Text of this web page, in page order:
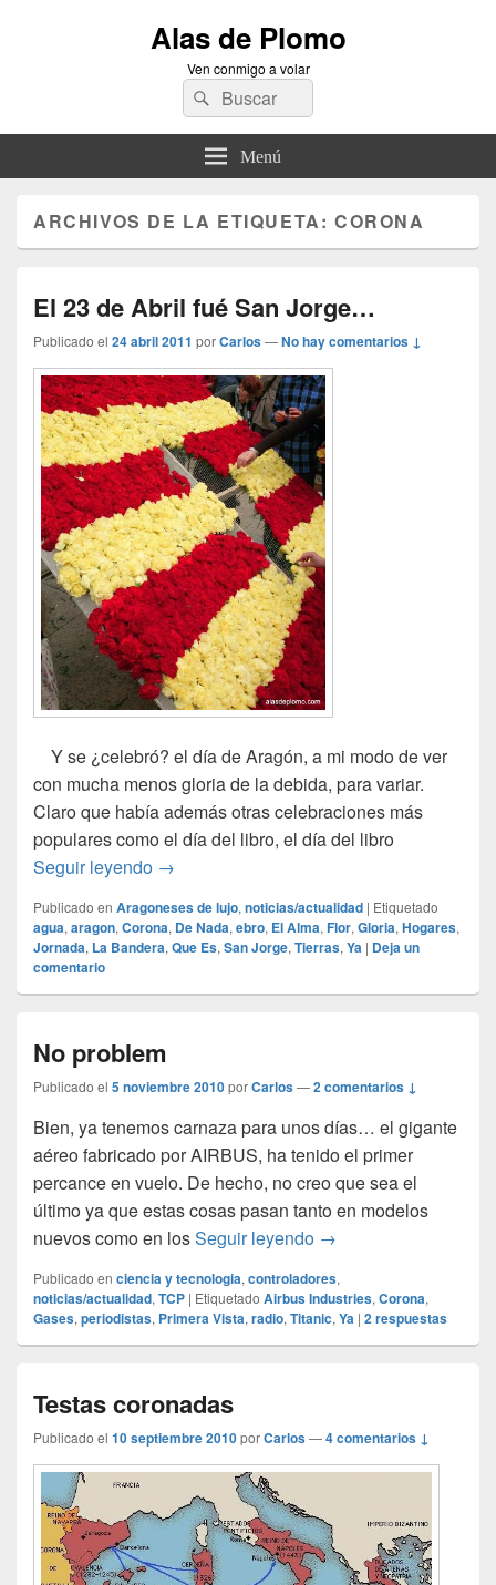
Alas de Plomo
Ven conmigo a volar
Buscar
por:
Buscar
Menú
ARCHIVOS DE LA ETIQUETA:CORONA
El 23 de Abril fué San Jorge…
Publicado el 24 abril 2011 porCarlos—No hay comentarios ↓
Y se ¿celebró? el día de Aragón, a mi modo de ver
con mucha menos gloria de la debida, para variar.
Claro que había además otras celebraciones más
populares como el día del libro, el día del libro
Seguir leyendo El 23 de Abril fué San Jorge…
→
Publicado en Aragoneses de lujo, noticias/actualidad | Etiquetado
agua, aragon, Corona, De Nada, ebro, El Alma, Flor, Gloria, Hogares,
Jornada, La Bandera, Que Es, San Jorge, Tierras, Ya | Deja un
comentario
No problem
Publicado el 5 noviembre 2010porCarlos—2 comentarios ↓
Bien, ya tenemos carnaza para unos días… el gigante
aéreo fabricado por AIRBUS, ha tenido el primer
percance en vuelo. De hecho, no creo que sea el
último ya que estas cosas pasan tanto en modelos
nuevos como en losSeguir leyendo No problem
→
Publicado en ciencia y tecnologia, controladores,
noticias/actualidad, TCP | Etiquetado Airbus Industries, Corona,
Gases, periodistas, Primera Vista, radio, Titanic, Ya | 2respuestas
Testas coronadas
Publicado el 10 septiembre 2010porCarlos—4 comentarios ↓